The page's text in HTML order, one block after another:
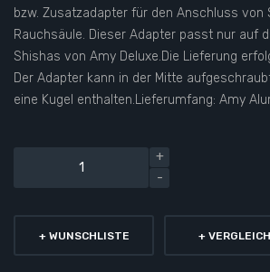
bzw. Zusatzadapter für den Anschluss von
Rauchsäule. Dieser Adapter passt nur auf
Shishas von Amy Deluxe.Die Lieferung
Der Adapter kann in der Mitte
eine Kugel enthalten.Lieferumfang: Amy
+ WUNSCHLISTE + VERGLEICH